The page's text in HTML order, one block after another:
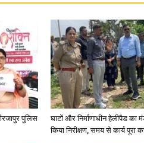
in
पुलिस
घाटों और निर्माणाधीन हेलीपैड का
किया निरीक्षण, समय से कार्य पूरा